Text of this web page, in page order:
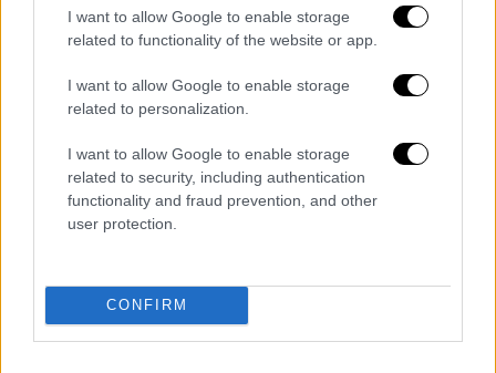
I want to allow Google to enable storage
related to functionality of the website or app.
I want to allow Google to enable storage
related to personalization.
I want to allow Google to enable storage
related to security, including authentication
functionality and fraud prevention, and other
user protection.
CONFIRM
Ελλάδα|21.06.2022 09:34